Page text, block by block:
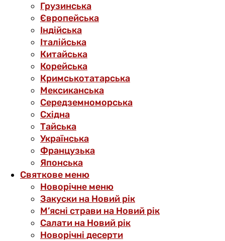
Грузинська
Європейська
Індійська
Італійська
Китайська
Корейська
Кримськотатарська
Мексиканська
Середземноморська
Східна
Тайська
Українська
Французька
Японська
Святкове меню
Новорічне меню
Закуски на Новий рік
М’ясні страви на Новий рік
Салати на Новий рік
Новорічні десерти